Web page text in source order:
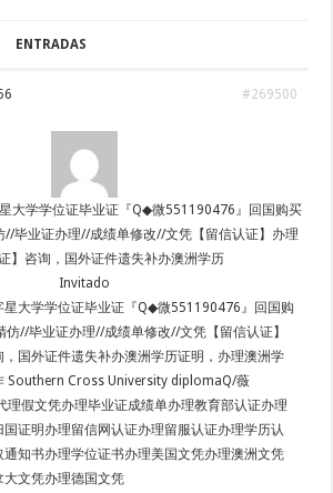
ENTRADAS
#269500
大学学位证毕业证『Q◆微551190476』回国购买
//毕业证办理//成绩单修改//文凭【留信认证】办理
证】咨询，国外证件遗失补办澳洲学历
Invitado
星大学学位证毕业证『Q◆微551190476』回国购
//毕业证办理//成绩单修改//文凭【留信认证】
国外证件遗失补办澳洲学历证明，办理澳洲学
Southern Cross University diplomaQ/薇
理假文凭办理毕业证成绩单办理教育部认证办理
证明办理留信网认证办理留服认证办理学历认
知书办理学位证书办理美国文凭办理澳洲文凭
文凭办理德国文凭